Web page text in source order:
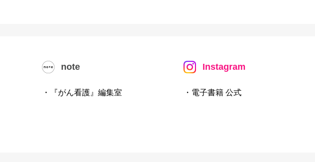
note
・『がん看護』編集室
Instagram
・電子書籍 公式